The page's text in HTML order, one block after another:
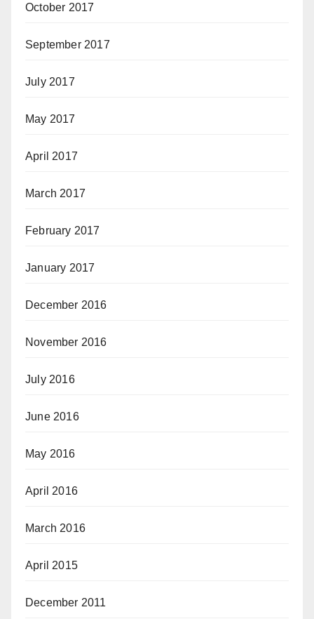
October 2017
September 2017
July 2017
May 2017
April 2017
March 2017
February 2017
January 2017
December 2016
November 2016
July 2016
June 2016
May 2016
April 2016
March 2016
April 2015
December 2011